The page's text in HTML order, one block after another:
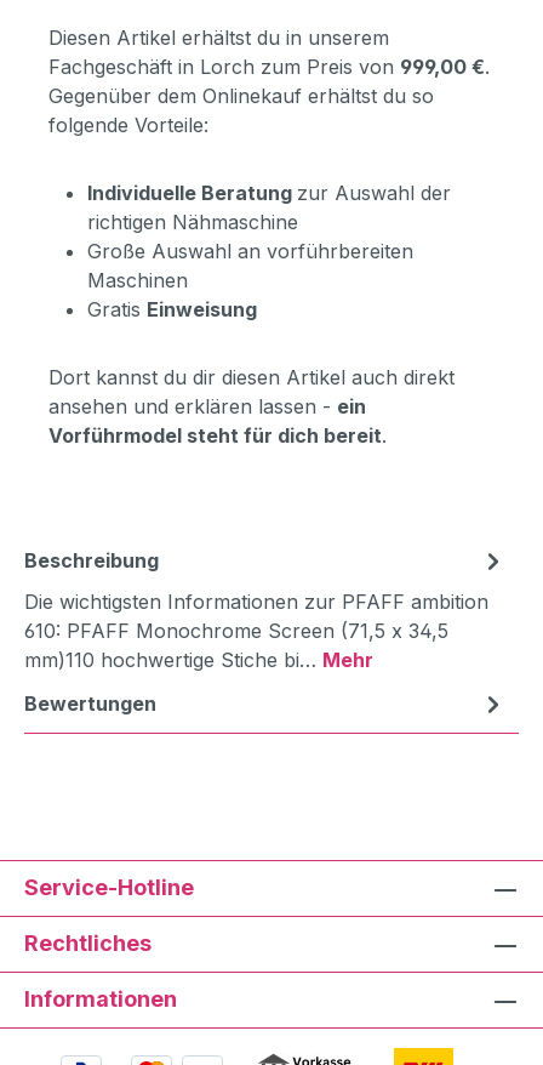
Diesen Artikel erhältst du in unserem
Fachgeschäft in Lorch zum Preis von 999,00 €.
Gegenüber dem Onlinekauf erhältst du so
folgende Vorteile:
Individuelle Beratung zur Auswahl der
richtigen Nähmaschine
Große Auswahl an vorführbereiten
Maschinen
Gratis Einweisung
Dort kannst du dir diesen Artikel auch direkt
ansehen und erklären lassen - ein
Vorführmodel steht für dich bereit.
Beschreibung
Die wichtigsten Informationen zur PFAFF ambition
610: PFAFF Monochrome Screen (71,5 x 34,5
mm)110 hochwertige Stiche bi… Mehr
Bewertungen
Service-Hotline
Rechtliches
Informationen